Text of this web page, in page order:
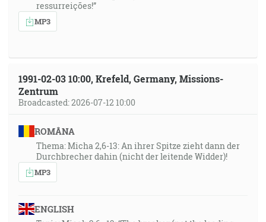
ressurreições!”
MP3
1991-02-03 10:00, Krefeld, Germany, Missions-
Zentrum
Broadcasted: 2026-07-12 10:00
ROMÂNA
Thema: Micha 2,6-13: An ihrer Spitze zieht dann der
Durchbrecher dahin (nicht der leitende Widder)!
MP3
ENGLISH